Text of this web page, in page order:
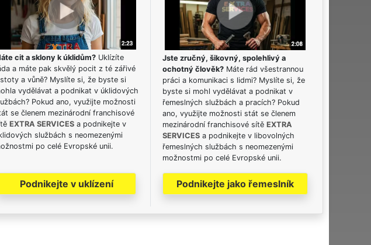
cit a sklony k úklidům?Uklízíte
a máte pak skvělý pocit z té zářivé
a vůně? Myslíte si, že byste si
vydělávat a podnikat v úklidových
Pokud ano, využijte možnosti
se členem mezinárodní franchisové
EXTRA SERVICESa podnikejte v
službách s neomezenými
po celé Evropské unii.
Podnikejte v uklízení
Jste zručný, šikovný, spolehlivý a
ochotný člověk? Máte rád všestrannou
práci a komunikaci s lidmi? Myslíte si, že
byste si mohl vydělávat a podnikat v
řemeslných službách a pracích? Pokud
ano, využijte možnosti stát se členem
mezinárodní franchisové sítě EXTRA
SERVICES a podnikejte v libovolných
řemeslných službách s neomezenými
možnostmi po celé Evropské unii.
Podnikejte jako řemeslník